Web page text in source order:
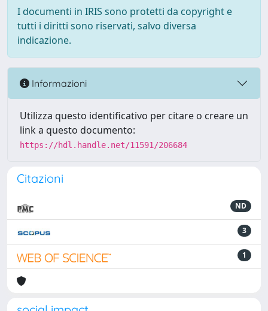
I documenti in IRIS sono protetti da copyright e
tutti i diritti sono riservati, salvo diversa
indicazione.
Informazioni
Utilizza questo identificativo per citare o creare un
link a questo documento:
https://hdl.handle.net/11591/206684
Citazioni
ND
3
1